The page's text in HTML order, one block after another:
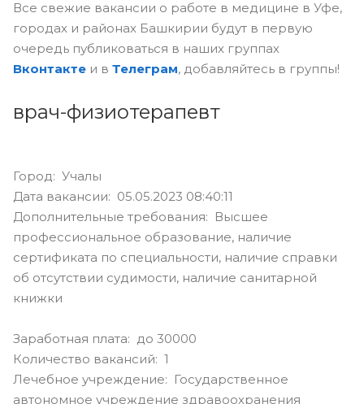
Все свежие вакансии о работе в медицине в Уфе,
городах и районах Башкирии будут в первую
очередь публиковаться в наших группах
Вконтакте и в Телеграм, добавляйтесь в группы!
врач-физиотерапевт
Город: Учалы
Дата вакансии: 05.05.2023 08:40:11
Дополнительные требования: Высшее
профессиональное образование, наличие
сертификата по специальности, наличие справки
об отсутствии судимости, наличие санитарной
книжки
Заработная плата: до 30000
Количество вакансий: 1
Лечебное учреждение: Государственное
автономное учреждение здравоохранения